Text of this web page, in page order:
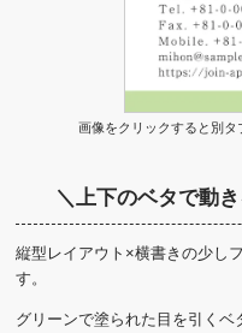
画像をクリックすると別タ
＼上下のベタで動
縦型レイアウト×横書きの少し
す。
グリーンで塗られた目を引くベ